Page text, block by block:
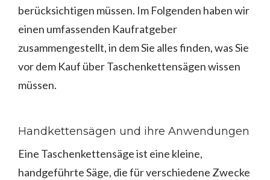
berücksichtigen müssen. Im Folgenden haben wir
einen umfassenden Kaufratgeber
zusammengestellt, in dem Sie alles finden, was Sie
vor dem Kauf über Taschenkettensägen wissen
müssen.
Handkettensägen und ihre Anwendungen
Eine Taschenkettensäge ist eine kleine,
handgeführte Säge, die für verschiedene Zwecke